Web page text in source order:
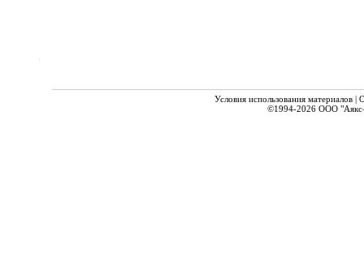
Условия использования материалов|
©1994-2026 ООО